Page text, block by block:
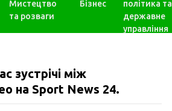
Мистецтво
та розваги
Бізнес
політика та
державне
управління
зустрічі між
на Sport News 24.